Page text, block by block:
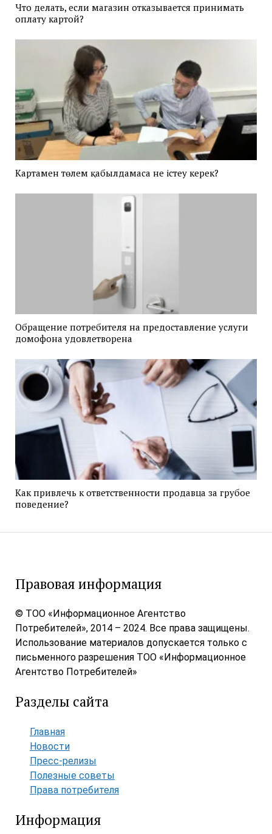
Что делать, если магазин отказывается принимать
оплату картой?
Картамен төлем қабылдамаса не істеу керек?
Обращение потребителя на предоставление услуги
домофона удовлетворена
Как привлечь к ответственности продавца за грубое
поведение?
Правовая информация
© ТОО «Информационное Агентство
Потребителей», 2014 – 2024. Все права защищены.
Использование материалов допускается только с
письменного разрешения ТОО «Информационное
Агентство Потребителей»
Разделы сайта
Главная
Новости
Пресс-релизы
Полезные советы
Права потребителя
Информация